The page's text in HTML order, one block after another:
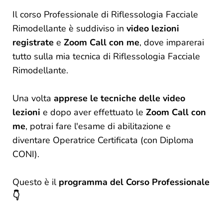
Il corso Professionale di Riflessologia Facciale
Rimodellante è suddiviso in video lezioni
registrate e Zoom Call con me, dove imparerai
tutto sulla mia tecnica di Riflessologia Facciale
Rimodellante.
Una volta apprese le tecniche delle video
lezioni e dopo aver effettuato le Zoom Call con
me, potrai fare l'esame di abilitazione e
diventare Operatrice Certificata (con Diploma
CONI).
Questo è il programma del Corso Professionale
👇